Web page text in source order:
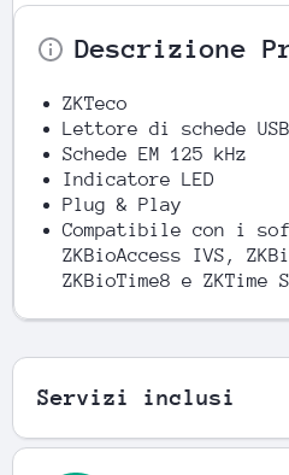
Descrizione
ZKTeco
Lettore di schede USB
Schede EM 125 kHz
Indicatore LED
Plug & Play
Compatibile con i
ZKBioAccess IVS,
ZKBioTime8 e ZKTime
Servizi inclusi